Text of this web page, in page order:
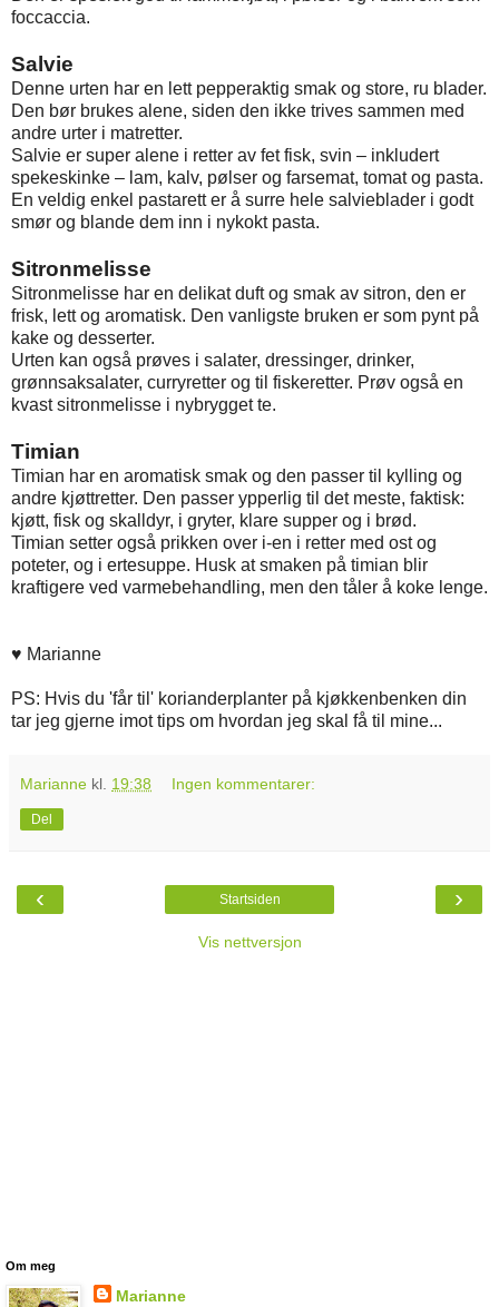
foccaccia.
Salvie
Denne urten har en lett pepperaktig smak og store, ru blader.
Den bør brukes alene, siden den ikke trives sammen med
andre urter i matretter.
Salvie er super alene i retter av fet fisk, svin – inkludert
spekeskinke – lam, kalv, pølser og farsemat, tomat og pasta.
En veldig enkel pastarett er å surre hele salvieblader i godt
smør og blande dem inn i nykokt pasta.
Sitronmelisse
Sitronmelisse har en delikat duft og smak av sitron, den er
frisk, lett og aromatisk. Den vanligste bruken er som pynt på
kake og desserter.
Urten kan også prøves i salater, dressinger, drinker,
grønnsaksalater, curryretter og til fiskeretter. Prøv også en
kvast sitronmelisse i nybrygget te.
Timian
Timian har en aromatisk smak og den passer til kylling og
andre kjøttretter. Den passer ypperlig til det meste, faktisk:
kjøtt, fisk og skalldyr, i gryter, klare supper og i brød.
Timian setter også prikken over i-en i retter med ost og
poteter, og i ertesuppe. Husk at smaken på timian blir
kraftigere ved varmebehandling, men den tåler å koke lenge.
♥ Marianne
PS: Hvis du 'får til' korianderplanter på kjøkkenbenken din
tar jeg gjerne imot tips om hvordan jeg skal få til mine...
Marianne kl. 19:38 Ingen kommentarer:
Del
‹ ›
Startsiden
Vis nettversjon
Om meg
Marianne